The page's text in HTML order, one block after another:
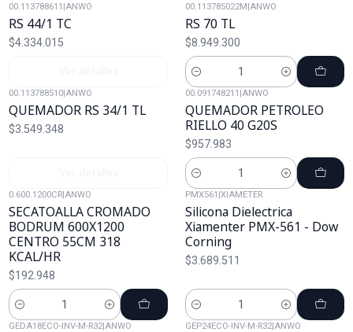
00.113788611 |ANWO
RS 44/1 TC
$4.334.015
00.113785022M|ANWO
RS 70 TL
$8.949.300
Cantidad
00.113788510|ANWO
QUEMADOR RS 34/1 TL
$3.549.348
00.091748211 |ANWO
QUEMADOR PETROLEO
RIELLO 40 G20S
$957.983
Cantidad
0.600.1200CR|ANWO
SECATOALLA CROMADO
BODRUM 600X1200
CENTRO 55CM 318
KCAL/HR
$192.948
Cantidad
PMX561 |XIAMETER
Silicona Dielectrica
Xiamenter PMX-561 - Dow
Corning
$3.689.511
Cantidad
GEDA18ECO-INV-M-R32|ANWO GEP24ECO-INV-M-R32|ANWO